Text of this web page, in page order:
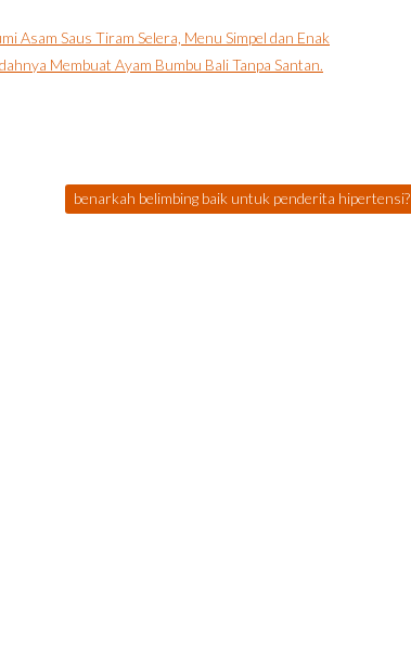
Asam Saus Tiram Selera, Menu Simpel dan Enak
Membuat Ayam Bumbu Bali Tanpa Santan.
benarkah belimbing baik untuk penderita hipertensi?